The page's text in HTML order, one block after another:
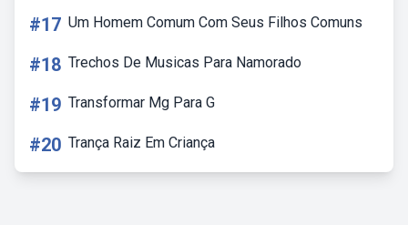
#17 Um Homem Comum Com Seus Filhos Comuns
#18 Trechos De Musicas Para Namorado
#19 Transformar Mg Para G
#20 Trança Raiz Em Criança